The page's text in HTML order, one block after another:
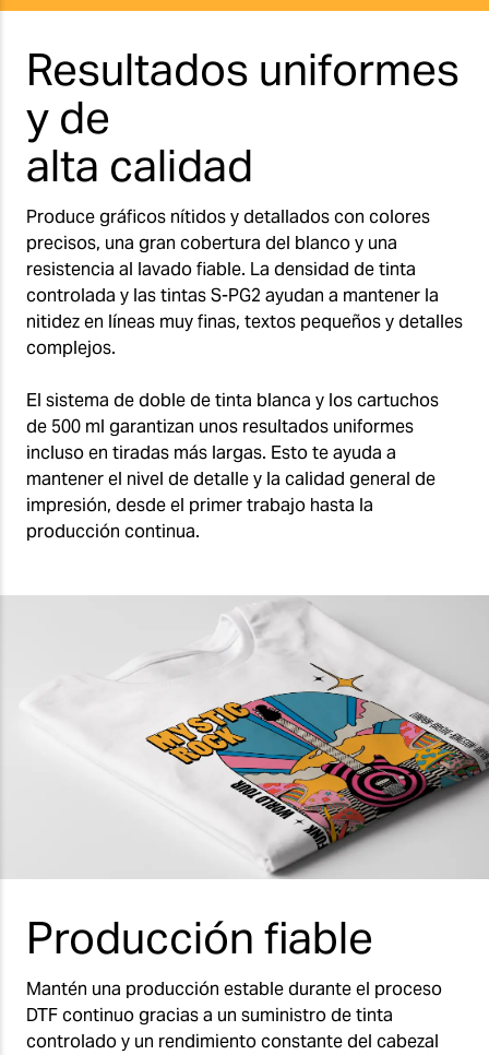
Resultados uniformes
y de
alta calidad
Produce gráficos nítidos y detallados con colores
precisos, una gran cobertura del blanco y una
resistencia al lavado fiable. La densidad de tinta
controlada y las tintas S-PG2 ayudan a mantener la
nitidez en líneas muy finas, textos pequeños y detalles
complejos.
El sistema de doble de tinta blanca y los cartuchos
de 500 ml garantizan unos resultados uniformes
incluso en tiradas más largas. Esto te ayuda a
mantener el nivel de detalle y la calidad general de
impresión, desde el primer trabajo hasta la
producción continua.
Producción fiable
Mantén una producción estable durante el proceso
DTF continuo gracias a un suministro de tinta
controlado y un rendimiento constante del cabezal